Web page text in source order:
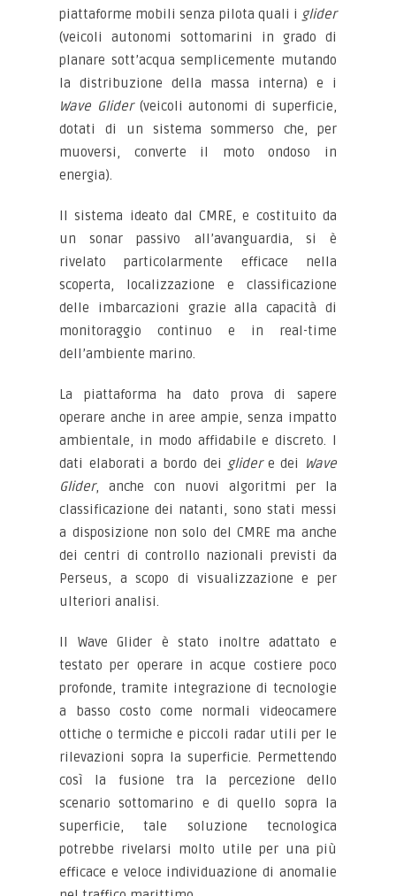
piattaforme mobili senza pilota quali i glider
(veicoli autonomi sottomarini in grado di
planare sott’acqua semplicemente mutando
la distribuzione della massa interna) e i
Wave Glider(veicoli autonomi di superficie,
dotati di un sistema sommerso che, per
muoversi, converte il moto ondoso in
energia).
Il sistema ideato dal CMRE, e costituito da
un sonar passivo all’avanguardia, si è
rivelato particolarmente efficace nella
scoperta, localizzazione e classificazione
delle imbarcazioni grazie alla capacità di
monitoraggio continuo e in real-time
dell’ambiente marino.
La piattaforma ha dato prova di sapere
operare anche in aree ampie, senza impatto
ambientale, in modo affidabile e discreto. I
dati elaborati a bordo dei glidere dei
Wave
Glider, anche con nuovi algoritmi per la
classificazione dei natanti, sono stati messi
a disposizione non solo del CMRE ma anche
dei centri di controllo nazionali previsti da
Perseus, a scopo di visualizzazione e per
ulteriori analisi.
Il Wave Glider è stato inoltre adattato e
testato per operare in acque costiere poco
profonde, tramite integrazione di tecnologie
a basso costo come normali videocamere
ottiche o termiche e piccoli radar utili per le
rilevazioni sopra la superficie. Permettendo
così la fusione tra la percezione dello
scenario sottomarino e di quello sopra la
superficie, tale soluzione tecnologica
potrebbe rivelarsi molto utile per una più
efficace e veloce individuazione di anomalie